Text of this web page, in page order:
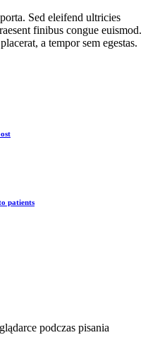
Sed eleifend ultricies
finibus congue euismod.
a tempor sem egestas.
patients
podczas pisania